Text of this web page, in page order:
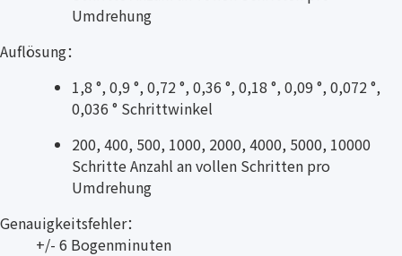
Umdrehung
Auflösung：
1,8 °, 0,9 °, 0,72 °, 0,36 °, 0,18 °, 0,09 °, 0,072 °,
0,036 ° Schrittwinkel
200, 400, 500, 1000, 2000, 4000, 5000, 10000
Schritte Anzahl an vollen Schritten pro
Umdrehung
Genauigkeitsfehler：
+/- 6 Bogenminuten